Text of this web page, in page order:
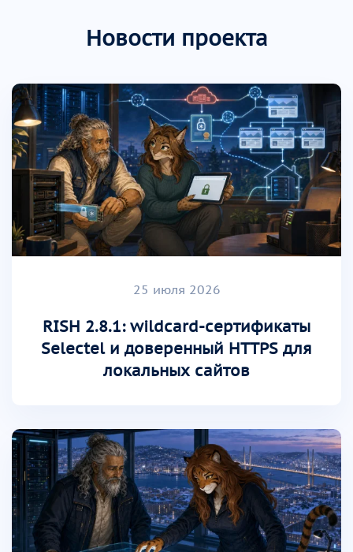
Новости проекта
25 июля 2026
RISH 2.8.1: wildcard-сертификаты
Selectel и доверенный HTTPS для
локальных сайтов